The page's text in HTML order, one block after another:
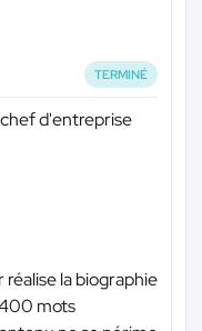
TERMINÉ
d'entreprise
la biographie
mots